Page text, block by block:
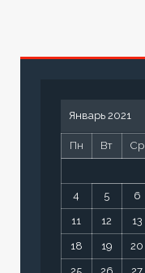
Январь 2021
Пн Вт Ср
4 5 6
11 12 13
18 19 20